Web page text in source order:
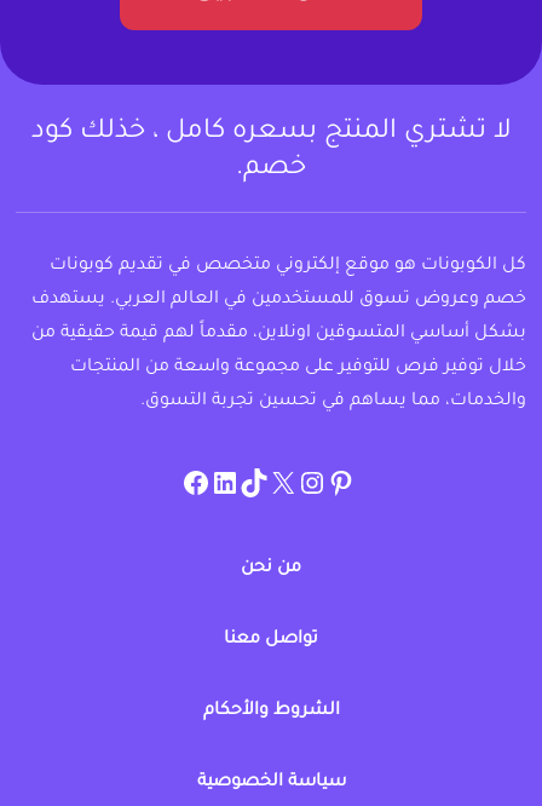
لا تشتري المنتج بسعره كامل ، خذلك كود
خصم.
كل الكوبونات هو موقع إلكتروني متخصص في تقديم كوبونات
خصم وعروض تسوق للمستخدمين في العالم العربي. يستهدف
بشكل أساسي المتسوقين اونلاين، مقدماً لهم قيمة حقيقية من
خلال توفير فرص للتوفير على مجموعة واسعة من المنتجات
والخدمات، مما يساهم في تحسين تجربة التسوق.
pinterest
allcouponat
twitter
TikTok
linkedin
facebook
من نحن
تواصل معنا
الشروط والأحكام
سياسة الخصوصية